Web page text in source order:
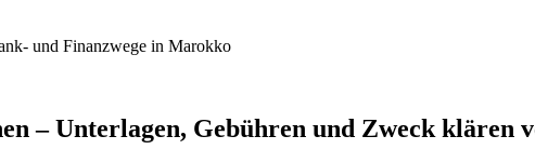
– Unterlagen, Gebühren und Zweck klären